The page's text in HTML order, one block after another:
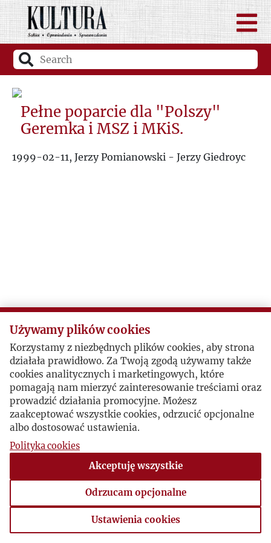
Pełne poparcie dla "Polszy"
Geremka i MSZ i MKiS.
1999-02-11, Jerzy Pomianowski - Jerzy Giedroyc
Używamy plików cookies
Korzystamy z niezbędnych plików cookies, aby strona
działała prawidłowo. Za Twoją zgodą używamy także
cookies analitycznych i marketingowych, które
pomagają nam mierzyć zainteresowanie treściami oraz
prowadzić działania promocyjne. Możesz
zaakceptować wszystkie cookies, odrzucić opcjonalne
albo dostosować ustawienia.
Polityka cookies
Akceptuję wszystkie
Odrzucam opcjonalne
Ustawienia cookies
Ustawienia cookies